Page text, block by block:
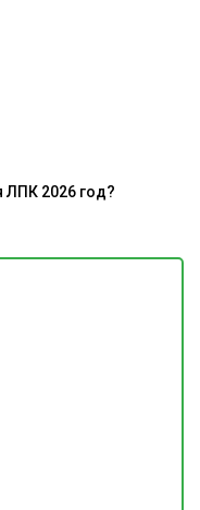
ЛПК 2026 год?